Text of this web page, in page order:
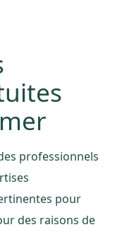
professionnels
pour
des raisons de